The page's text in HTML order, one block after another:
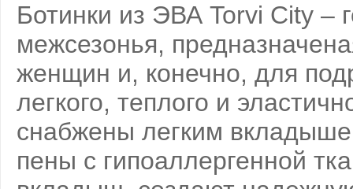
Ботинки из ЭВА Torvi City –
межсезонья,
женщин и, конечно, для
легкого, теплого и
снабжены легким
пены с гипоаллергенной